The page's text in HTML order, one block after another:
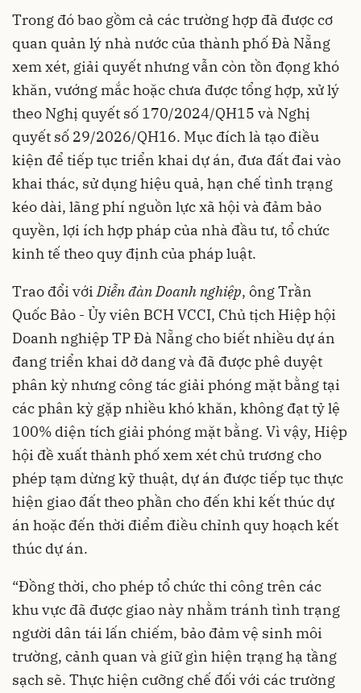
Trong đó bao gồm cả các trường hợp đã được cơ
quan quản lý nhà nước của thành phố Đà Nẵng
xem xét, giải quyết nhưng vẫn còn tồn đọng khó
khăn, vướng mắc hoặc chưa được tổng hợp, xử lý
theo Nghị quyết số 170/2024/QH15 và Nghị
quyết số 29/2026/QH16. Mục đích là tạo điều
kiện để tiếp tục triển khai dự án, đưa đất đai vào
khai thác, sử dụng hiệu quả, hạn chế tình trạng
kéo dài, lãng phí nguồn lực xã hội và đảm bảo
quyền, lợi ích hợp pháp của nhà đầu tư, tổ chức
kinh tế theo quy định của pháp luật.
Trao đổi vớiDiễn đàn Doanh nghiệp, ông Trần
Quốc Bảo - Ủy viên BCH VCCI, Chủ tịch Hiệp hội
Doanh nghiệp TP Đà Nẵng cho biết nhiều dự án
đang triển khai dở dang và đã được phê duyệt
phân kỳ nhưng công tác giải phóng mặt bằng tại
các phân kỳ gặp nhiều khó khăn, không đạt tỷ lệ
100% diện tích giải phóng mặt bằng. Vì vậy, Hiệp
hội đề xuất thành phố xem xét chủ trương cho
phép tạm dừng kỹ thuật, dự án được tiếp tục thực
hiện giao đất theo phần cho đến khi kết thúc dự
án hoặc đến thời điểm điều chỉnh quy hoạch kết
thúc dự án.
“Đồng thời, cho phép tổ chức thi công trên các
khu vực đã được giao này nhằm tránh tình trạng
người dân tái lấn chiếm, bảo đảm vệ sinh môi
trường, cảnh quan và giữ gìn hiện trạng hạ tầng
sạch sẽ. Thực hiện cưỡng chế đối với các trường